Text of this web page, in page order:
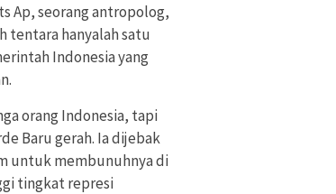
Ap, seorang antropolog,
tentara hanyalah satu
Indonesia yang
orang Indonesia, tapi
Baru gerah. Ia dijebak
untuk membunuhnya di
tingkat represi